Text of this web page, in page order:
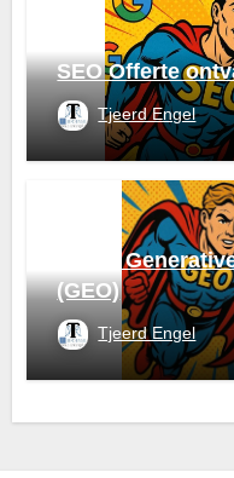
SEO Offerte
Tjeerd Engel
Wat is
(GEO)
Tjeerd Engel